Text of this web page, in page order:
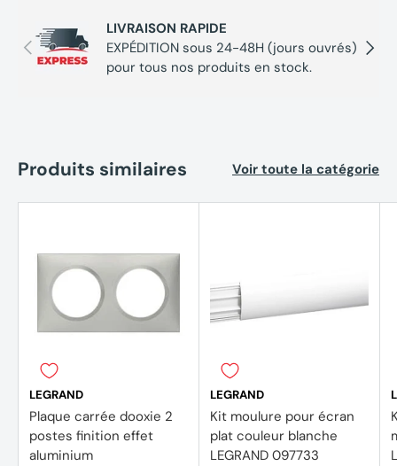
Précédent
LIVRAISON RAPIDE
EXPÉDITION sous 24-48H (jours ouvrés)
pour tous nos produits en stock.
Produits similaires Voir toute la catégorie
LEGRAND
Plaque carrée dooxie 2
postes finition effet
aluminium
LEGRAND
Kit moulure pour écran
plat couleur blanche
LEGRAND 097733